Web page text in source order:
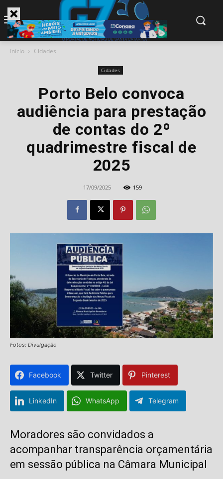
Início Cidades
Cidades
Porto Belo convoca
audiência para prestação
de contas do 2º
quadrimestre fiscal de
2025
17/09/2025 159
Fotos: Divulgação
Facebook Twitter Pinterest
LinkedIn WhatsApp Telegram
Moradores são convidados a
acompanhar transparência orçamentária
em sessão pública na Câmara Municipal
modal-check